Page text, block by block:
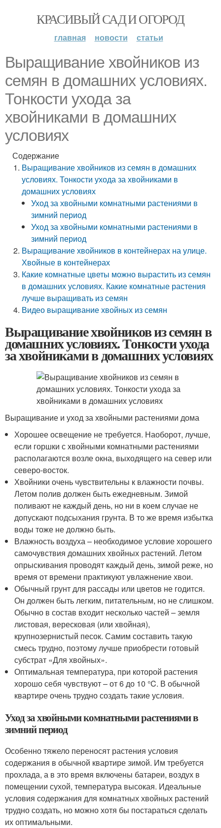
КРАСИВЫЙ САД И ОГОРОД
главная новости статьи
Выращивание хвойников из
семян в домашних условиях.
Тонкости ухода за
хвойниками в домашних
условиях
Содержание
Выращивание хвойников из семян в домашних
условиях. Тонкости ухода за хвойниками в
домашних условиях
Уход за хвойными комнатными растениями в
зимний период
Уход за хвойными комнатными растениями в
зимний период
Выращивание хвойников в контейнерах на улице.
Хвойные в контейнерах
Какие комнатные цветы можно вырастить из семян
в домашних условиях. Какие комнатные растения
лучше выращивать из семян
Видео выращивание хвойных из семян
Выращивание хвойников из семян в
домашних условиях. Тонкости ухода
за хвойниками в домашних условиях
Выращивание и уход за хвойными растениями дома
Хорошее освещение не требуется. Наоборот, лучше,
если горшки с хвойными комнатными растениями
располагаются возле окна, выходящего на север или
северо-восток.
Хвойники очень чувствительны к влажности почвы.
Летом полив должен быть ежедневным. Зимой
поливают не каждый день, но ни в коем случае не
допускают подсыхания грунта. В то же время избытка
воды тоже не должно быть.
Влажность воздуха – необходимое условие хорошего
самочувствия домашних хвойных растений. Летом
опрыскивания проводят каждый день, зимой реже, но
время от времени практикуют увлажнение хвои.
Обычный грунт для рассады или цветов не годится.
Он должен быть легким, питательным, но не слишком.
Обычно в состав входит несколько частей – земля
листовая, вересковая (или хвойная),
крупнозернистый песок. Самим составить такую
смесь трудно, поэтому лучше приобрести готовый
субстрат «Для хвойных».
Оптимальная температура, при которой растения
хорошо себя чувствуют – от 6 до 10 °C. В обычной
квартире очень трудно создать такие условия.
Уход за хвойными комнатными растениями в
зимний период
Особенно тяжело переносят растения условия
содержания в обычной квартире зимой. Им требуется
прохлада, а в это время включены батареи, воздух в
помещении сухой, температура высокая. Идеальные
условия содержания для комнатных хвойных растений
трудно создать, но можно хотя бы постараться сделать
их оптимальными.